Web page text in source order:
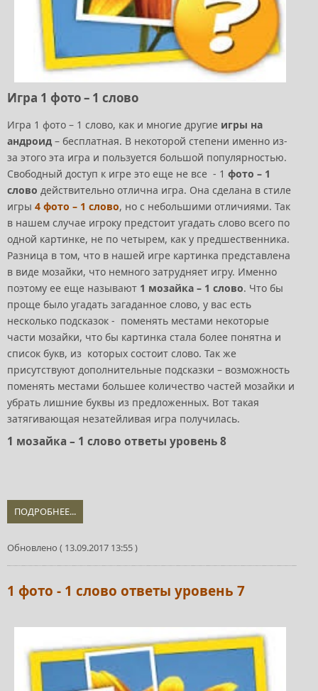
Игра 1 фото – 1 слово
Игра 1 фото – 1 слово, как и многие другие игры на
андроид – бесплатная. В некоторой степени именно из-
за этого эта игра и пользуется большой популярностью.
Свободный доступ к игре это еще не все - 1 фото – 1
слово действительно отлична игра. Она сделана в стиле
игры 4 фото – 1 слово, но с небольшими отличиями. Так
в нашем случае игроку предстоит угадать слово всего по
одной картинке, не по четырем, как у предшественника.
Разница в том, что в нашей игре картинка представлена
в виде мозайки, что немного затрудняет игру. Именно
поэтому ее еще называют 1 мозайка – 1 слово. Что бы
проще было угадать загаданное слово, у вас есть
несколько подсказок - поменять местами некоторые
части мозайки, что бы картинка стала более понятна и
список букв, из которых состоит слово. Так же
присутствуют дополнительные подсказки – возможность
поменять местами большее количество частей мозайки и
убрать лишние буквы из предложенных. Вот такая
затягивающая незатейливая игра получилась.
1 мозайка – 1 слово ответы уровень 8
ПОДРОБНЕЕ...
Обновлено ( 13.09.2017 13:55 )
1 фото - 1 слово ответы уровень 7